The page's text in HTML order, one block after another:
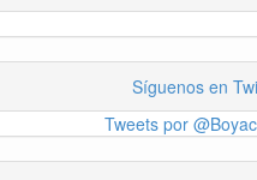
Síguenos en
Tweets por